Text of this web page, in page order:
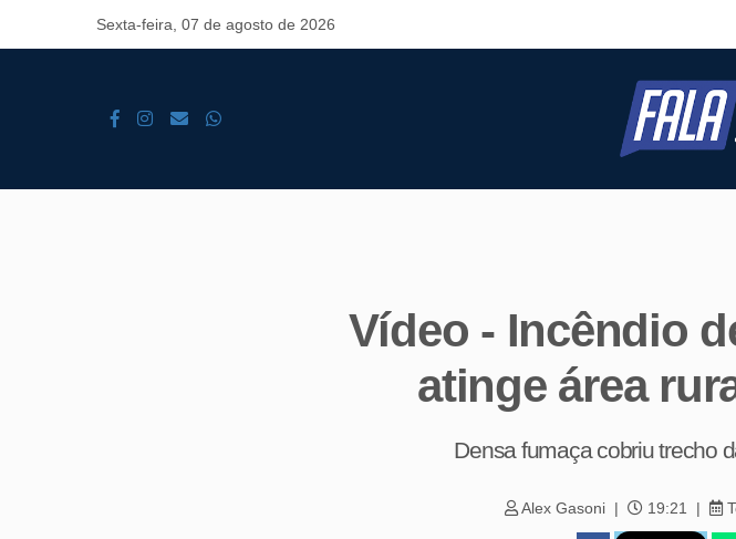
Sexta-feira, 07 de agosto de 2026
Vídeo - Incêndio
atinge área
Densa fumaça cobriu trecho
Alex Gasoni 19:21